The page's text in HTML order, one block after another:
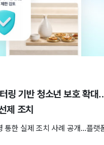
링 기반 청소년 보호 확
제 조치
통한 실제 조치 사례 공개…플랫